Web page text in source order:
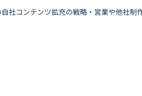
社コンテンツ拡充の戦略・営業や他社